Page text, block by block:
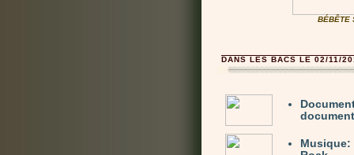
BÉBÊTE
DANS LES BACS LE 02/11/
Musique: